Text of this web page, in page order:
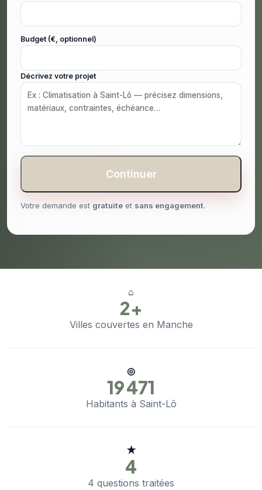
Budget (€, optionnel)
Décrivez votre projet
Continuer
Votre demande est gratuite et sans engagement.
⌂
2+
Villes couvertes en Manche
◎
19 471
Habitants à Saint-Lô
★
4
4 questions traitées